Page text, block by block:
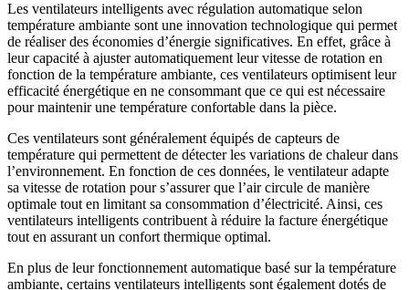
Les ventilateurs intelligents avec régulation automatique selon
température ambiante sont une innovation technologique qui permet
de réaliser des économies d’énergie significatives. En effet, grâce à
leur capacité à ajuster automatiquement leur vitesse de rotation en
fonction de la température ambiante, ces ventilateurs optimisent leur
efficacité énergétique en ne consommant que ce qui est nécessaire
pour maintenir une température confortable dans la pièce.
Ces ventilateurs sont généralement équipés de capteurs de
température qui permettent de détecter les variations de chaleur dans
l’environnement. En fonction de ces données, le ventilateur adapte
sa vitesse de rotation pour s’assurer que l’air circule de manière
optimale tout en limitant sa consommation d’électricité. Ainsi, ces
ventilateurs intelligents contribuent à réduire la facture énergétique
tout en assurant un confort thermique optimal.
En plus de leur fonctionnement automatique basé sur la température
ambiante, certains ventilateurs intelligents sont également dotés de